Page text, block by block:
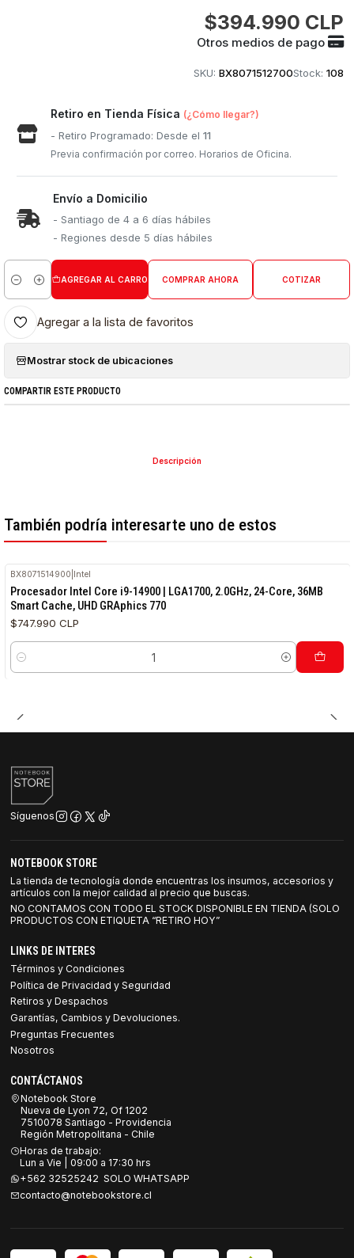
$394.990 CLP
Otros medios de pago
SKU: BX8071512700Stock: 108
Retiro en Tienda Física (¿Cómo llegar?)
- Retiro Programado: Desde el11
Previa confirmación por correo. Horarios de Oficina.
Envío a Domicilio
- Santiago de 4 a 6 días hábiles
- Regiones desde 5 días hábiles
Cantidad
AGREGAR AL CARRO COMPRAR AHORA COTIZAR
Agregar a la lista de favoritos
Mostrar stock de ubicaciones
COMPARTIR ESTE PRODUCTO
Descripción
También podría interesarte uno de estos
BX8071514900 Intel
Procesador Intel Core i9-14900 | LGA1700, 2.0GHz, 24-Core, 36MB
Smart Cache, UHD GRAphics 770
$747.990 CLP
Cantidad
Síguenos
NOTEBOOK STORE
La tienda de tecnología donde encuentras los insumos, accesorios y
artículos con la mejor calidad al precio que buscas.
NO CONTAMOS CON TODO EL STOCK DISPONIBLE EN TIENDA (SOLO
PRODUCTOS CON ETIQUETA “RETIRO HOY”
LINKS DE INTERES
Términos y Condiciones
Política de Privacidad y Seguridad
Retiros y Despachos
Garantías, Cambios y Devoluciones.
Preguntas Frecuentes
Nosotros
CONTÁCTANOS
Notebook Store
Nueva de Lyon 72, Of 1202
7510078 Santiago - Providencia
Región Metropolitana - Chile
Horas de trabajo:
Lun a Vie | 09:00 a 17:30 hrs
+562 32525242 SOLO WHATSAPP
contacto@notebookstore.cl